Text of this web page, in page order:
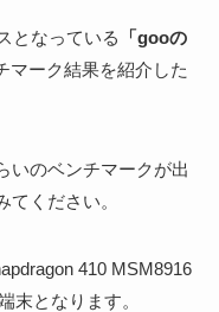
となっている
「gooの
マーク結果を紹介した
いのベンチマークが出
ください。
410 MSM8916
末となります。